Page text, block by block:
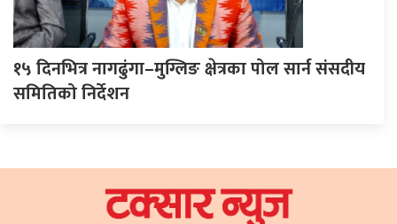
१५ दिनभित्र नागढुंगा–मुग्लिङ क्षेत्रका पोल सार्न संसदीय
समितिको निर्देशन